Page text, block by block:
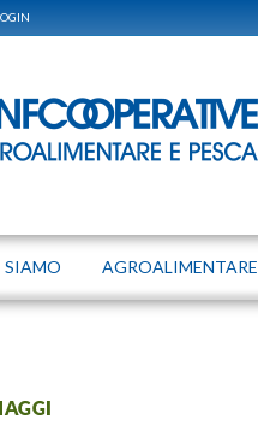
SIAMO AGROALIMENTARE